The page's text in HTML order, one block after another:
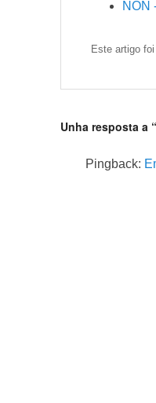
NON
Este artigo
Unha resposta a
Pingback: